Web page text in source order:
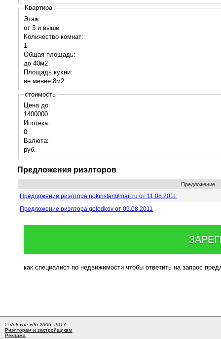
Квартира
Этаж:
от 3 и выше
Количество комнат:
1
Общая площадь:
до 40м2
Площадь кухни:
не менее 8м2
стоимость
Цена до:
1400000
Ипотека:
0
Валюта:
руб.
Предложения риэлторов
Предложение
Предложение риэлтора nokinstar@mail.ru от 11.08.2011
Предложение риэлтора golodkov от 09.08.2011
как специалист по недвижимости чтобы ответить на запрос
© dolevoe.info 2006–2017
Риэлторам и застройщикам
Реклама